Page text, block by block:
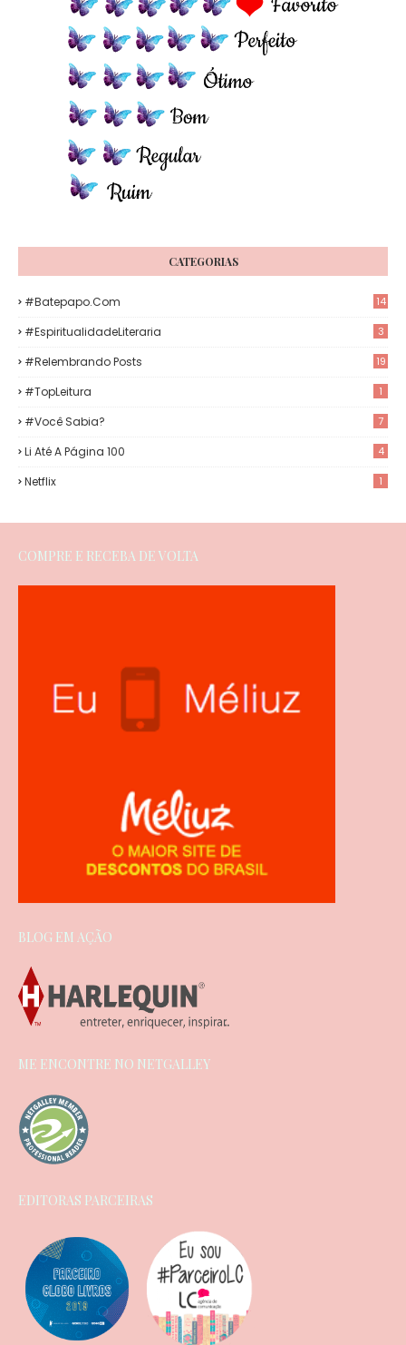
CATEGORIAS
#Batepapo.com 14
#EspiritualidadeLiteraria 3
#Relembrando Posts 19
#TopLeitura 1
#Você Sabia? 7
Li Até A Página 100 4
Netflix 1
COMPRE E RECEBA DE VOLTA
BLOG EM AÇÃO
ME ENCONTRE NO NETGALLEY
EDITORAS PARCEIRAS